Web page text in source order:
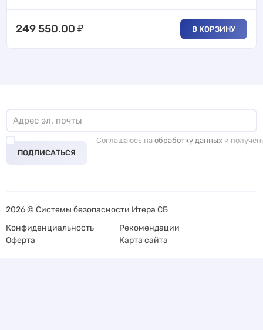
249 550.00 ₽ В КОРЗИНУ
ПОДПИСАТЬСЯ
Соглашаюсь на обработку данных и
2026 © Системы безопасности Итера СБ
Конфиденциальность
Рекомендации
Оферта
Карта сайта